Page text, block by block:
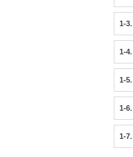
1-
1-
1-
1-
1-